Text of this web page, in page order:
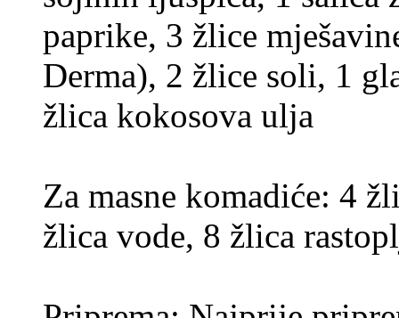
paprike, 3 žlice
Derma), 2 žlice soli, 1
žlica kokosova ulja
Za masne komadiće: 4
žlica vode, 8 žlica